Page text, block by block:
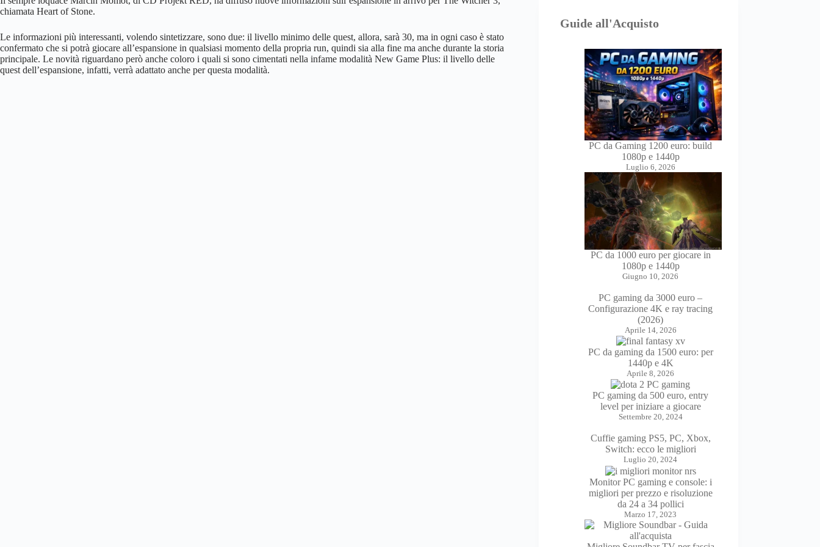
chiamata Heart of Stone.
Le informazioni più interessanti, volendo sintetizzare, sono due: il livello minimo delle quest, allora, sarà 30, ma in ogni caso è stato
confermato che si potrà giocare all’espansione in qualsiasi momento della propria run, quindi sia alla fine ma anche durante la storia
principale. Le novità riguardano però anche coloro i quali si sono cimentati nella infame modalità New Game Plus: il livello delle
quest dell’espansione, infatti, verrà adattato anche per questa modalità.
Guide all'Acquisto
PC da Gaming 1200 euro: build
1080p e 1440p
Luglio 6, 2026
PC da 1000 euro per giocare in
1080p e 1440p
Giugno 10, 2026
PC gaming da 3000 euro –
Configurazione 4K e ray tracing
(2026)
Aprile 14, 2026
PC da gaming da 1500 euro: per
1440p e 4K
Aprile 8, 2026
PC gaming da 500 euro, entry
level per iniziare a giocare
Settembre 20, 2024
Cuffie gaming PS5, PC, Xbox,
Switch: ecco le migliori
Luglio 20, 2024
Monitor PC gaming e console: i
migliori per prezzo e risoluzione
da 24 a 34 pollici
Marzo 17, 2023